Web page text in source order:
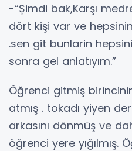
-“Șimdi bak,Karşı
dört kişi var ve
.sen git bunlarin
sonra gel anlatıyım.”
Öğrenci gitmiş
atmış . tokadı yiyen
arkasını dönmüş ve
öğrenci yere yığılmış.